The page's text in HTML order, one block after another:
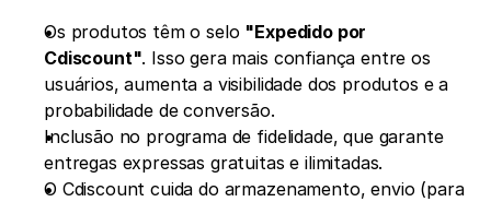
Os produtos têm o selo "Expedido por
Cdiscount". Isso gera mais confiança entre os
usuários, aumenta a visibilidade dos produtos e a
probabilidade de conversão.
Inclusão no programa de fidelidade, que garante
entregas expressas gratuitas e ilimitadas.
O Cdiscount cuida do armazenamento, envio (para